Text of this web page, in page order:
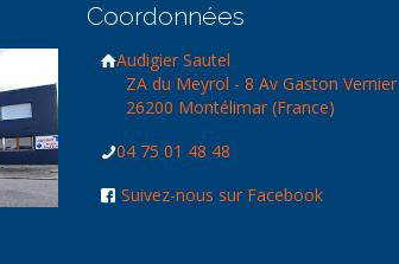
Coordonnées
Audigier Sautel
ZA du Meyrol - 8 Av Gaston Vernier
26200 Montélimar (France)
04 75 01 48 48
Suivez-nous sur Facebook